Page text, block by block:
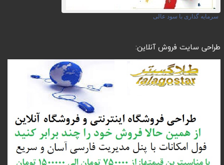
سرمایه گذاری با سود عالی
طراحی سایت فروش آنلاین: